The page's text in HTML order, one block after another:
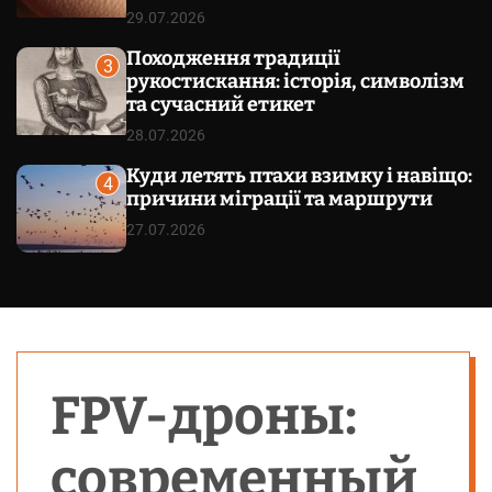
29.07.2026
3
Походження традиції
рукостискання: історія, символізм
та сучасний етикет
28.07.2026
4
Куди летять птахи взимку і навіщо:
причини міграції та маршрути
27.07.2026
FPV-дроны:
современный